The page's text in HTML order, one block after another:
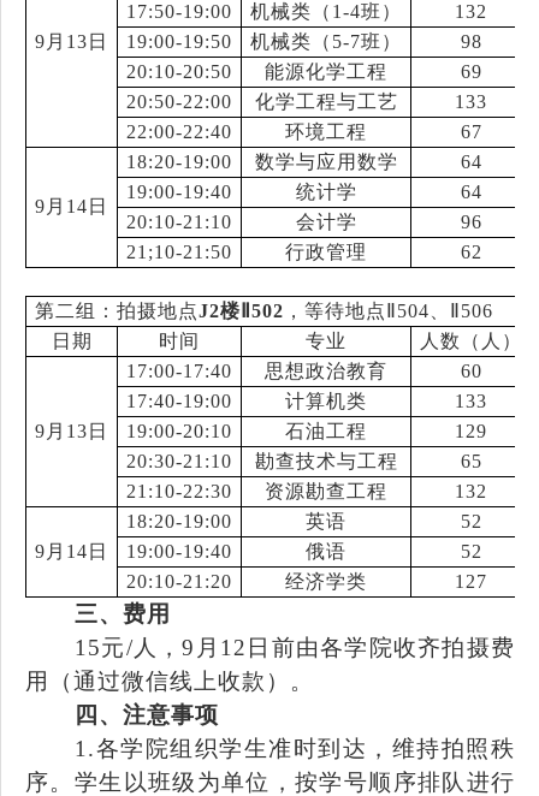
9月13日
17:50-19:00
机械类（1-4班）
132
19:00-19:50
机械类（5-7班）
98
20:10-20:50
能源化学工程
69
20:50-22:00
化学工程与工艺
133
22:00-22:40
环境工程 67
9月14日
18:20-19:00 数学与应用数学
64
19:00-19:40
统计学
64
20:10-21:10
会计学
96
21;10-21:50
行政管理 62
第二组：拍摄地点J2楼Ⅱ502 ，等待地点Ⅱ504、Ⅱ506
日期
时间 专业 人数（人）
9月13日
17:00-17:40 思想政治教育
60
17:40-19:00
计算机类
133
19:00-20:10
石油工程
129
20:30-21:10
勘查技术与工程
65
21:10-22:30
资源勘查工程 132
9月14日
18:20-19:00 英语
52
19:00-19:40
俄语
52
20:10-21:20
经济学类 127
三、费用
15元/人，9月12日前由各学院收齐拍摄费
用（通过微信线上收款）。
四 、注意事项
1.各学院组织学生准时到达，维持拍照秩
序。 学生 以班级为单位，按学号顺序排队 进行